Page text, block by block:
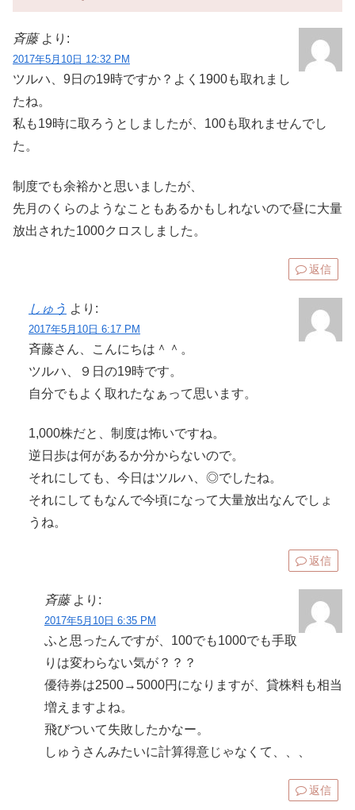
斉藤 より:
2017年5月10日 12:32 PM
ツルハ、9日の19時ですか？よく1900も取れまし
たね。
私も19時に取ろうとしましたが、100も取れませんでし
た。
制度でも余裕かと思いましたが、
先月のくらのようなこともあるかもしれないので昼に大量
放出された1000クロスしました。
返信
しゅう より:
2017年5月10日 6:17 PM
斉藤さん、こんにちは＾＾。
ツルハ、９日の19時です。
自分でもよく取れたなぁって思います。
1,000株だと、制度は怖いですね。
逆日歩は何があるか分からないので。
それにしても、今日はツルハ、◎でしたね。
それにしてもなんで今頃になって大量放出なんでしょ
うね。
返信
斉藤 より:
2017年5月10日 6:35 PM
ふと思ったんですが、100でも1000でも手取
りは変わらない気が？？？
優待券は2500→5000円になりますが、貸株料も相当
増えますよね。
飛びついて失敗したかなー。
しゅうさんみたいに計算得意じゃなくて、、、
返信